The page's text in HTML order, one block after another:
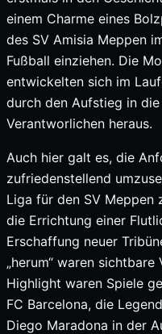
einem Charme eines
des SV Amisia Meppen
Fußball einziehen. Die
entwickelten sich im
durch den Aufstieg in
Verantworlichen heraus.
Auch hier galt es, die
zufriedenstellend
Liga für den SV Meppen
die Errichtung einer
Erschaffung neuer
„herum“ waren
Highlight waren Spiele
FC Barcelona, die
Diego Maradona in der